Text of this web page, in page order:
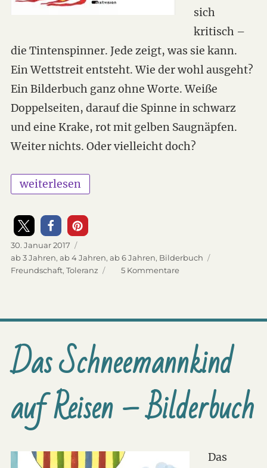
sich
kritisch –
die Tintenspinner. Jede zeigt, was sie kann.
Ein Wettstreit entsteht. Wie der wohl ausgeht?
Ein Bilderbuch ganz ohne Worte. Weiße
Doppelseiten, darauf die Spinne in schwarz
und eine Krake, rot mit gelben Saugnäpfen.
Weiter nichts. Oder vielleicht doch?
„Die Tintenspinner – Bilderbuch ohne Text“
weiterlesen
Veröffentlicht
am
30. Januar 2017
Kategorien
ab 3 Jahren, ab 4 Jahren, ab 6 Jahren, Bilderbuch
Schlagwörter
Freundschaft, Toleranz 5 Kommentarezu
Bilderbuch
Das Schneemannkind
auf Reisen – Bilderbuch
Das